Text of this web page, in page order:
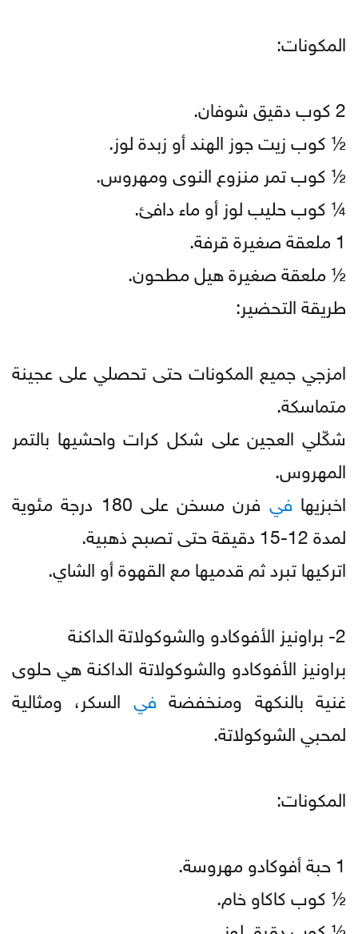
المكونات:
2 كوب دقيق شوفان.
½ كوب زيت جوز الهند أو زبدة لوز.
½ كوب تمر منزوع النوى ومهروس.
¼ كوب حليب لوز أو ماء دافئ.
1 ملعقة صغيرة قرفة.
½ ملعقة صغيرة هيل مطحون.
طريقة التحضير:
امزجي جميع المكونات حتى تحصلي على عجينة
متماسكة.
شكّلي العجين على شكل كرات واحشيها بالتمر
المهروس.
اخبزيها في
فرن مسخن على 180 درجة مئوية
لمدة 12-15 دقيقة حتى تصبح ذهبية.
اتركيها تبرد ثم قدميها مع القهوة أو الشاي.
2- براونيز الأفوكادو والشوكولاتة الداكنة
براونيز الأفوكادو والشوكولاتة الداكنة هي حلوى
غنية بالنكهة ومنخفضة في السكر، ومثالية
لمحبي الشوكولاتة.
المكونات:
1 حبة أفوكادو مهروسة.
½ كوب كاكاو خام.